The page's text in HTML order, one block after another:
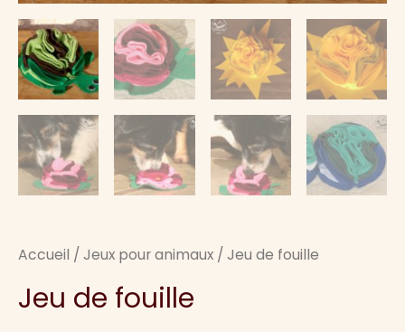
Accueil / Jeux pour animaux / Jeu de fouille
Jeu de fouille